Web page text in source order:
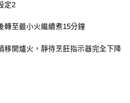
定2
轉至最小火繼續煮15分鐘
移開爐火，靜待烹飪指示器完全下降